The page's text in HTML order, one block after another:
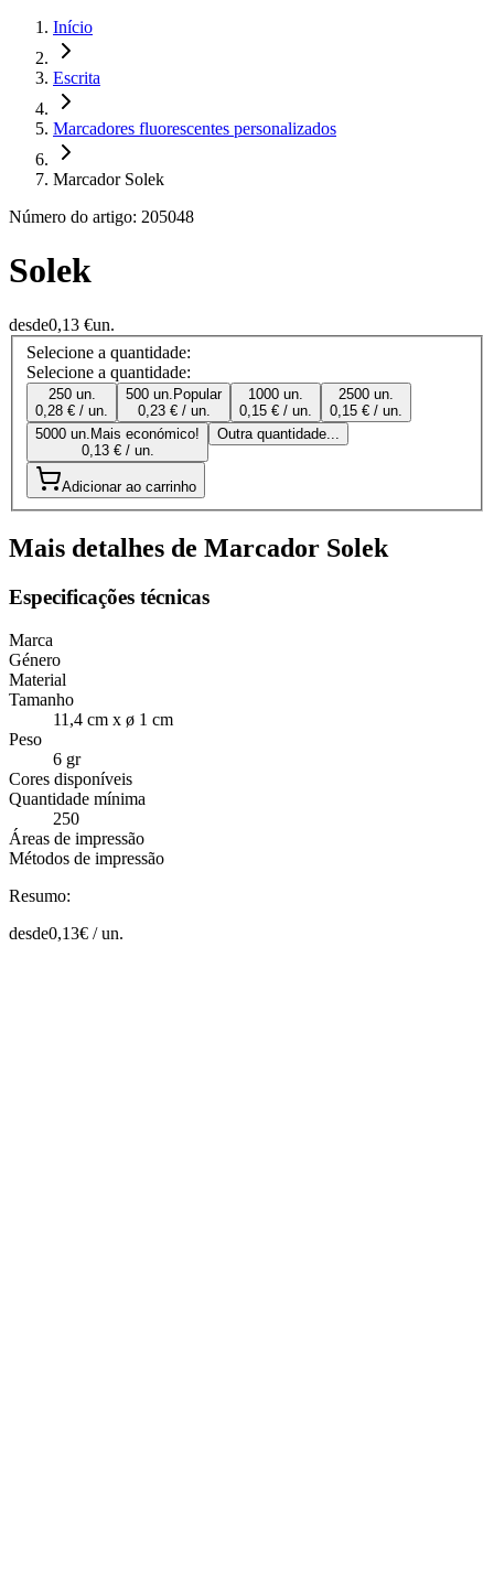
Início
Escrita
Marcadores fluorescentes personalizados
Marcador Solek
Número do artigo: 205048
Solek
desde0,13 €un.
Selecione a quantidade:
Selecione a quantidade:
250 un.
0,28 € / un.
500 un. Popular
0,23 € / un.
1000 un.
0,15 € / un.
2500 un.
0,15 € / un.
5000 un. Mais económico!
0,13 € / un.
Outra quantidade...
Adicionar ao carrinho
Mais detalhes de Marcador Solek
Especificações técnicas
Marca
Género
Material
Tamanho
11,4 cm x ø 1 cm
Peso
6 gr
Cores disponíveis
Quantidade mínima
250
Áreas de impressão
Métodos de impressão
Resumo:
desde0,13€ /un.